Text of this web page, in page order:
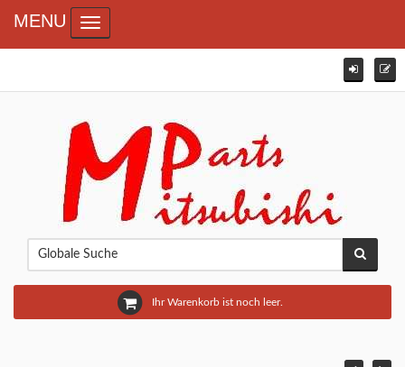
Ihr Warenkorb ist noch leer.
MENU Toggle navigation